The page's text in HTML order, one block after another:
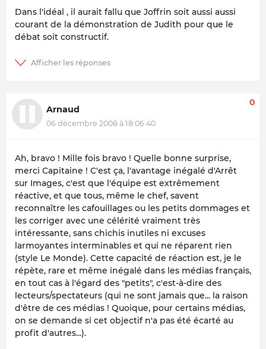
Dans l'idéal , il aurait fallu que Joffrin soit aussi aussi
courant de la démonstration de Judith pour que le
débat soit constructif.
Arnaud
06 décembre 2008 à 18:06:40
0
Ah, bravo ! Mille fois bravo ! Quelle bonne surprise,
merci Capitaine ! C'est ça, l'avantage inégalé d'Arrêt
sur Images, c'est que l'équipe est extrêmement
réactive, et que tous, même le chef, savent
reconnaître les cafouillages ou les petits dommages et
les corriger avec une célérité vraiment très
intéressante, sans chichis inutiles ni excuses
larmoyantes interminables et qui ne réparent rien
(style Le Monde). Cette capacité de réaction est, je le
répète, rare et même inégalé dans les médias français,
en tout cas à l'égard des "petits", c'est-à-dire des
lecteurs/spectateurs (qui ne sont jamais que... la raison
d'être de ces médias ! Quoique, pour certains médias,
on se demande si cet objectif n'a pas été écarté au
profit d'autres...).